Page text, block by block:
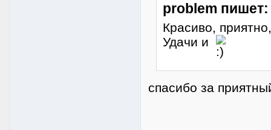
problem пишет:
Красиво,
Удачи и
спасибо за